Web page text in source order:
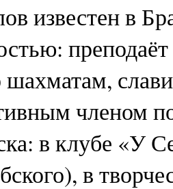
известен в
преподаёт
членом
в клубе «У
в